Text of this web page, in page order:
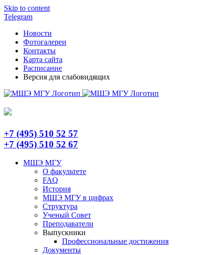
Skip to content
Telegram
Новости
Фотогалереи
Контакты
Карта сайта
Расписание
Версия для слабовидящих
+7 (495) 510 52 57
+7 (495) 510 52 67
МШЭ МГУ
О факультете
FAQ
История
МШЭ МГУ в цифрах
Структура
Ученый Совет
Преподаватели
Выпускники
Профессиональные достижения
Документы